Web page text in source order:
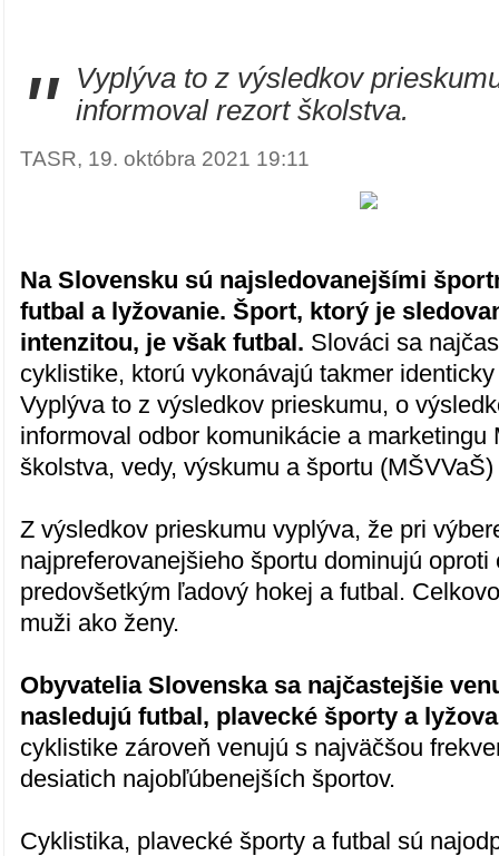
"
Vyplýva to z výsledkov
informoval rezort školstva.
TASR, 19. októbra 2021 19:11
Na Slovensku sú najsledovanejšími
futbal a lyžovanie. Šport, ktorý je
intenzitou, je však futbal. Slováci sa
cyklistike, ktorú vykonávajú takmer
Vyplýva to z výsledkov prieskumu, o
informoval odbor komunikácie a marketingu
školstva, vedy, výskumu a športu
Z výsledkov prieskumu vyplýva, že pri
najpreferovanejšieho športu dominujú
predovšetkým ľadový hokej a futbal.
muži ako ženy.
Obyvatelia Slovenska sa najčastejšie
nasledujú futbal, plavecké športy a
cyklistike zároveň venujú s najväčšou
desiatich najobľúbenejších športov.
Cyklistika, plavecké športy a futbal sú